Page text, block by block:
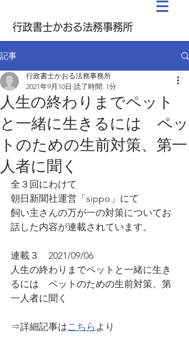
行政書士かおる法務事務所
記事
人生の終わりまでペット
と一緒に生きるには ペッ
トのための生前対策、第一
人者に聞く
行政書士かおる法務事務所
2021年9月10日 読了時間: 1分
全３回にわけて
朝日新聞社運営「sippo」にて
飼い主さんの万が一の対策についてお
話した内容が連載されています。
連載３　2021/09/06
人生の終わりまでペットと一緒に生き
るには　ペットのための生前対策、第
一人者に聞く
⇒詳細記事はこちら より